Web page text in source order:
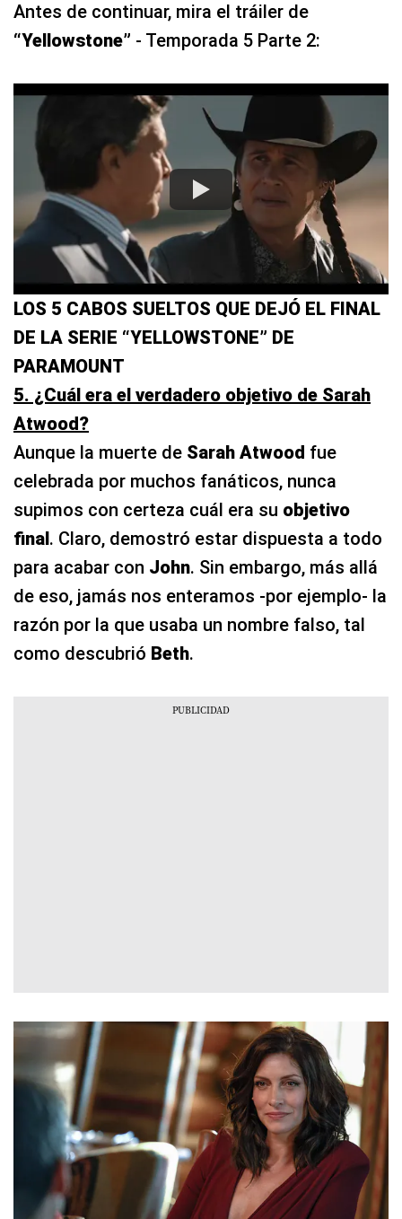
Antes de continuar, mira el tráiler de
“Yellowstone” - Temporada 5 Parte 2:
LOS 5 CABOS SUELTOS QUE DEJÓ EL FINAL
DE LA SERIE “YELLOWSTONE” DE
PARAMOUNT
5. ¿Cuál era el verdadero objetivo de Sarah
Atwood?
Aunque la muerte de Sarah Atwood fue
celebrada por muchos fanáticos, nunca
supimos con certeza cuál era su objetivo
final. Claro, demostró estar dispuesta a todo
para acabar con John. Sin embargo, más allá
de eso, jamás nos enteramos -por ejemplo- la
razón por la que usaba un nombre falso, tal
como descubrió Beth.